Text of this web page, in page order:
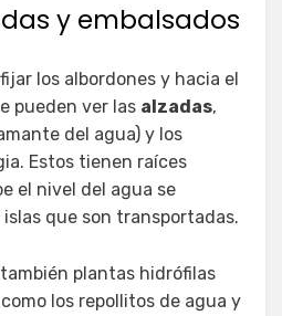
y embalsados
los albordones y hacia el
pueden ver las alzadas,
del agua) y los
Estos tienen raíces
el nivel del agua se
que son transportadas.
plantas hidrófilas
los repollitos de agua y